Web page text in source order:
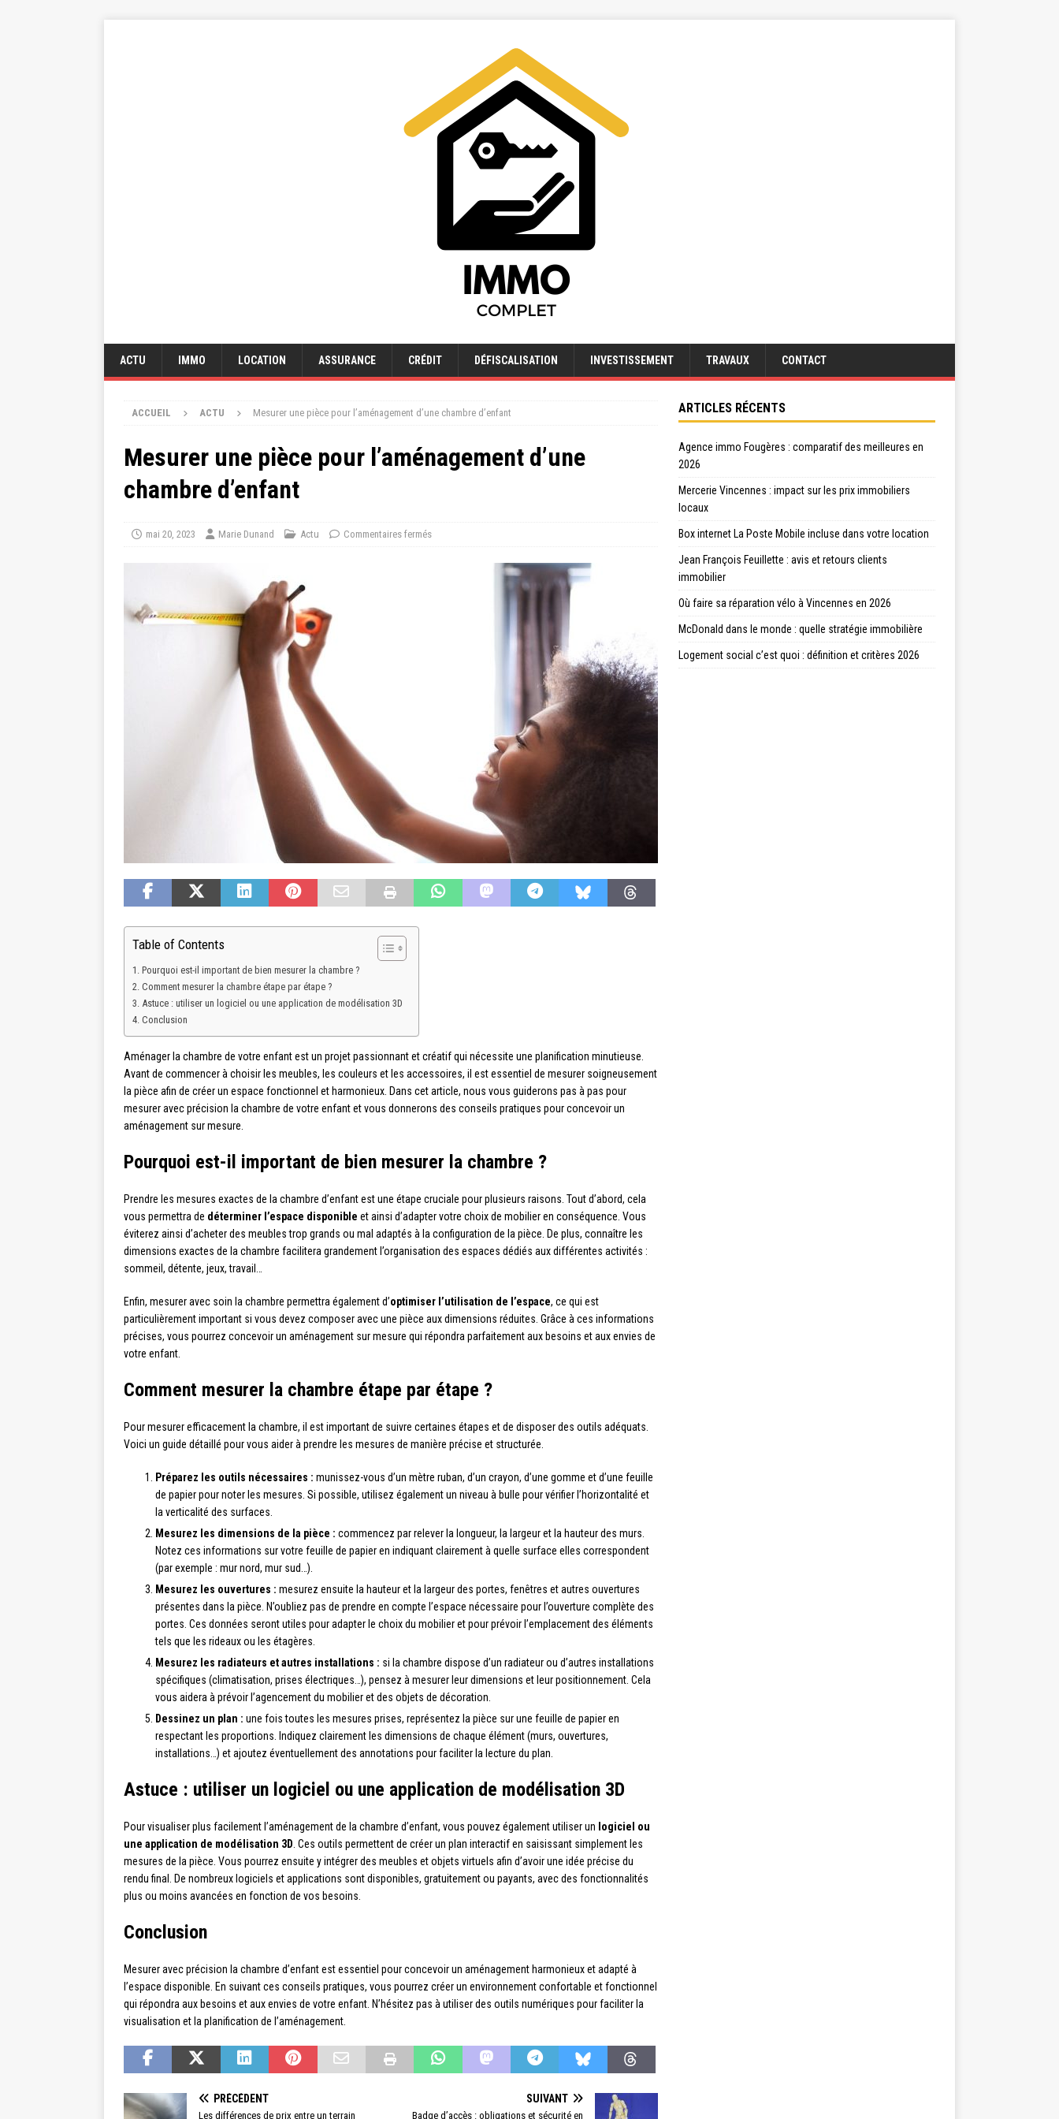
ACTU IMMO LOCATION ASSURANCE CRÉDIT DÉFISCALISATION INVESTISSEMENT TRAVAUX CONTACT
ACCUEIL ACTU Mesurer une pièce pour l’aménagement d’une chambre d’enfant
Mesurer une pièce pour l’aménagement d’une
chambre d’enfant
mai 20, 2023 Marie Dunand Actu Commentaires fermés
Table of Contents
Pourquoi est-il important de bien mesurer la chambre ?
Comment mesurer la chambre étape par étape ?
Astuce : utiliser un logiciel ou une application de modélisation 3D
Conclusion
Aménager la chambre de votre enfant est un projet passionnant et créatif qui nécessite une planification minutieuse.
Avant de commencer à choisir les meubles, les couleurs et les accessoires, il est essentiel de mesurer soigneusement
la pièce afin de créer un espace fonctionnel et harmonieux. Dans cet article, nous vous guiderons pas à pas pour
mesurer avec précision la chambre de votre enfant et vous donnerons des conseils pratiques pour concevoir un
aménagement sur mesure.
Pourquoi est-il important de bien mesurer la chambre ?
Prendre les mesures exactes de la chambre d’enfant est une étape cruciale pour plusieurs raisons. Tout d’abord, cela
vous permettra de déterminer l’espace disponible et ainsi d’adapter votre choix de mobilier en conséquence. Vous
éviterez ainsi d’acheter des meubles trop grands ou mal adaptés à la configuration de la pièce. De plus, connaître les
dimensions exactes de la chambre facilitera grandement l’organisation des espaces dédiés aux différentes activités :
sommeil, détente, jeux, travail…
Enfin, mesurer avec soin la chambre permettra également d’optimiser l’utilisation de l’espace, ce qui est
particulièrement important si vous devez composer avec une pièce aux dimensions réduites. Grâce à ces informations
précises, vous pourrez concevoir un aménagement sur mesure qui répondra parfaitement aux besoins et aux envies de
votre enfant.
Comment mesurer la chambre étape par étape ?
Pour mesurer efficacement la chambre, il est important de suivre certaines étapes et de disposer des outils adéquats.
Voici un guide détaillé pour vous aider à prendre les mesures de manière précise et structurée.
Préparez les outils nécessaires : munissez-vous d’un mètre ruban, d’un crayon, d’une gomme et d’une feuille
de papier pour noter les mesures. Si possible, utilisez également un niveau à bulle pour vérifier l’horizontalité et
la verticalité des surfaces.
Mesurez les dimensions de la pièce : commencez par relever la longueur, la largeur et la hauteur des murs.
Notez ces informations sur votre feuille de papier en indiquant clairement à quelle surface elles correspondent
(par exemple : mur nord, mur sud…).
Mesurez les ouvertures : mesurez ensuite la hauteur et la largeur des portes, fenêtres et autres ouvertures
présentes dans la pièce. N’oubliez pas de prendre en compte l’espace nécessaire pour l’ouverture complète des
portes. Ces données seront utiles pour adapter le choix du mobilier et pour prévoir l’emplacement des éléments
tels que les rideaux ou les étagères.
Mesurez les radiateurs et autres installations : si la chambre dispose d’un radiateur ou d’autres installations
spécifiques (climatisation, prises électriques…), pensez à mesurer leur dimensions et leur positionnement. Cela
vous aidera à prévoir l’agencement du mobilier et des objets de décoration.
Dessinez un plan : une fois toutes les mesures prises, représentez la pièce sur une feuille de papier en
respectant les proportions. Indiquez clairement les dimensions de chaque élément (murs, ouvertures,
installations…) et ajoutez éventuellement des annotations pour faciliter la lecture du plan.
Astuce : utiliser un logiciel ou une application de modélisation 3D
Pour visualiser plus facilement l’aménagement de la chambre d’enfant, vous pouvez également utiliser un logiciel ou
une application de modélisation 3D . Ces outils permettent de créer un plan interactif en saisissant simplement les
mesures de la pièce. Vous pourrez ensuite y intégrer des meubles et objets virtuels afin d’avoir une idée précise du
rendu final. De nombreux logiciels et applications sont disponibles, gratuitement ou payants, avec des fonctionnalités
plus ou moins avancées en fonction de vos besoins.
Conclusion
Mesurer avec précision la chambre d’enfant est essentiel pour concevoir un aménagement harmonieux et adapté à
l’espace disponible. En suivant ces conseils pratiques, vous pourrez créer un environnement confortable et fonctionnel
qui répondra aux besoins et aux envies de votre enfant. N’hésitez pas à utiliser des outils numériques pour faciliter la
visualisation et la planification de l’aménagement.
PRÉCÉDENT
Les différences de prix entre un terrain
SUIVANT
Badge d’accès : obligations et sécurité en
ARTICLES RÉCENTS
Agence immo Fougères : comparatif des meilleures en
2026
Mercerie Vincennes : impact sur les prix immobiliers
locaux
Box internet La Poste Mobile incluse dans votre location
Jean François Feuillette : avis et retours clients
immobilier
Où faire sa réparation vélo à Vincennes en 2026
McDonald dans le monde : quelle stratégie immobilière
Logement social c’est quoi : définition et critères 2026